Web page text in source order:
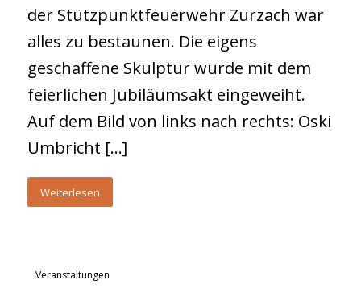
der Stützpunktfeuerwehr Zurzach war
alles zu bestaunen. Die eigens
geschaffene Skulptur wurde mit dem
feierlichen Jubiläumsakt eingeweiht.
Auf dem Bild von links nach rechts: Oski
Umbricht […]
Weiterlesen
Veranstaltungen